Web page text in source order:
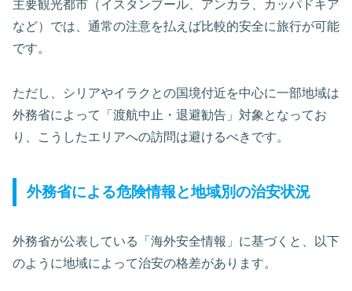
主要観光都市（イスタンブール、アンカラ、カッパドキア
など）では、通常の注意を払えば比較的安全に旅行が可能
です。
ただし、シリアやイラクとの国境付近を中心に一部地域は
外務省によって「渡航中止・退避勧告」対象となってお
り、こうしたエリアへの訪問は避けるべきです。
外務省による危険情報と地域別の治安状況
外務省が公表している「海外安全情報」に基づくと、以下
のように地域によって治安の格差があります。